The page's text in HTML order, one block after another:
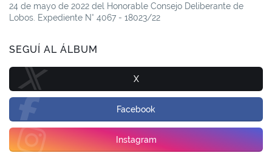
24 de mayo de 2022 del Honorable Consejo Deliberante de
Lobos. Expediente N° 4067 - 18023/22
SEGUÍ AL ÁLBUM
X
Facebook
Instagram